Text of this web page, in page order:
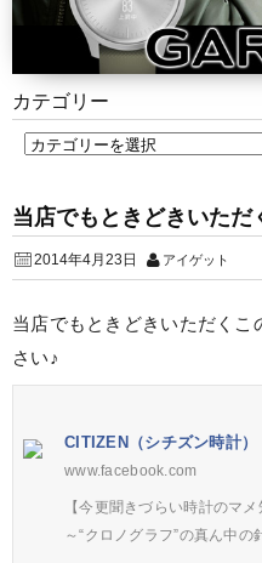
カテゴリー
当店でもときどきいた
2014年4月23日 アイゲット
当店でもときどきいただく
さい♪
CITIZEN（シチズン時計）
www.facebook.com
【今更聞きづらい時計のマ
～“クロノグラフ”の真ん中